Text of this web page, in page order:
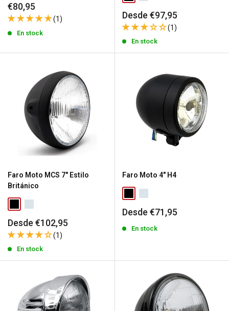
Precio
de
venta
€80,95
(1)
En stock
Precio
de
venta
Desde €97,95
(1)
En stock
Faro Moto MCS 7" Estilo
Británico
Precio
de
venta
Desde €102,95
(1)
En stock
Faro Moto 4" H4
Precio
venta
Desde €71,95
En stock